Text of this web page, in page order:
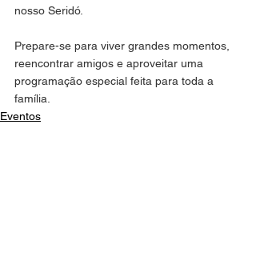
nosso Seridó.
Prepare-se para viver grandes momentos,
reencontrar amigos e aproveitar uma
programação especial feita para toda a
família.
Eventos